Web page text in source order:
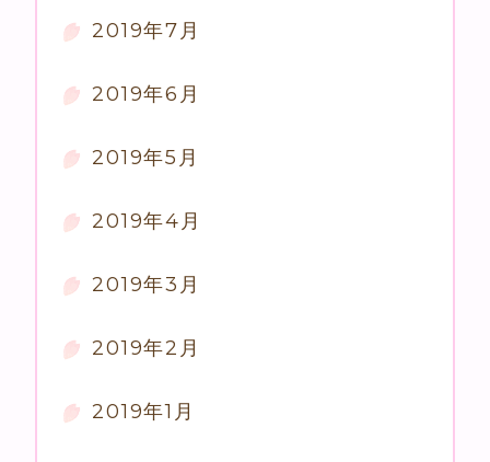
2019年7月
2019年6月
2019年5月
2019年4月
2019年3月
2019年2月
2019年1月